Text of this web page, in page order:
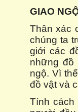
GIAO
Thân xác
chúng ta
giới các
những đồ
ngộ. Vì
đồ vật và
Tính cách